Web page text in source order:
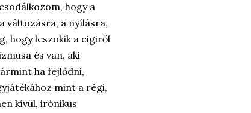
hogy a
változásra, a nyílásra,
hogy leszokik a cigiről
és van, aki
ha fejlődni,
mint a régi,
kívül, irónikus